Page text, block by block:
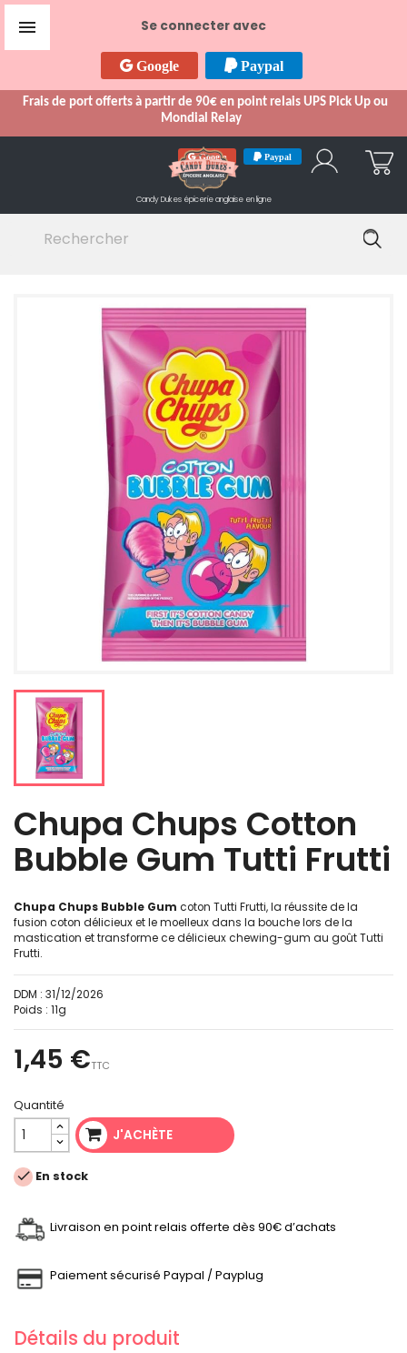
Se connecter avec
Google Paypal
Frais de port offerts à partir de 90€ en point relais UPS Pick Up ou
Mondial Relay

Google Paypal
Candy Dukes épicerie anglaise en ligne
Chupa Chups Cotton
Bubble Gum Tutti Frutti
Chupa Chups Bubble Gum coton Tutti Frutti, la réussite de la
fusion coton délicieux et le moelleux dans la bouche lors de la
mastication et transforme ce délicieux chewing-gum au goût Tutti
Frutti.
DDM : 31/12/2026
Poids : 11g
1,45 €TTC
Quantité
J'ACHÈTE
 En stock
Livraison en point relais offerte dès 90€ d’achats
Paiement sécurisé Paypal / Payplug
Détails du produit